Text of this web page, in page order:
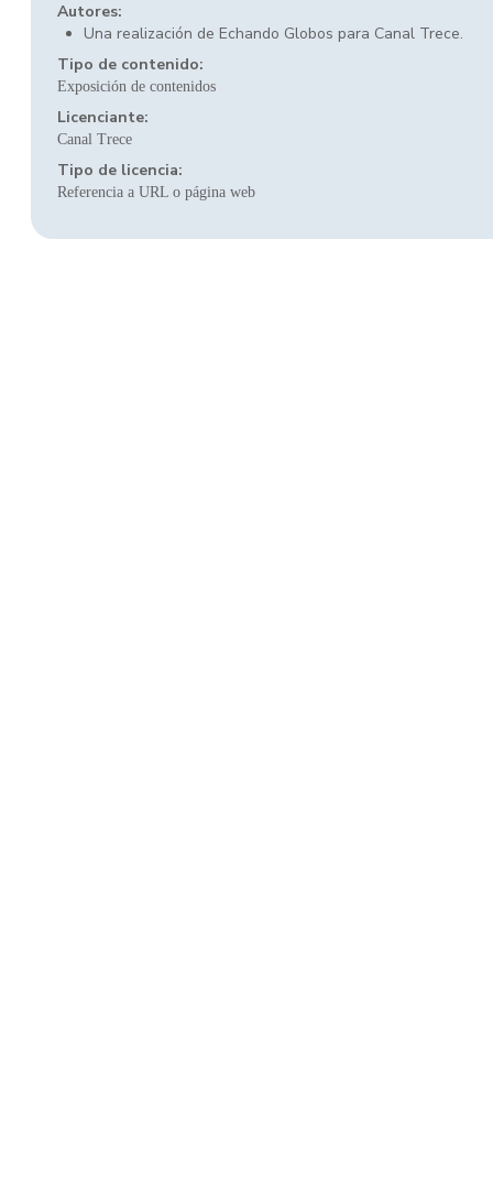
Autores:
Una realización de Echando Globos para Canal Trece.
Tipo de contenido:
Exposición de contenidos
Licenciante:
Canal Trece
Tipo de licencia:
Referencia a URL o página web